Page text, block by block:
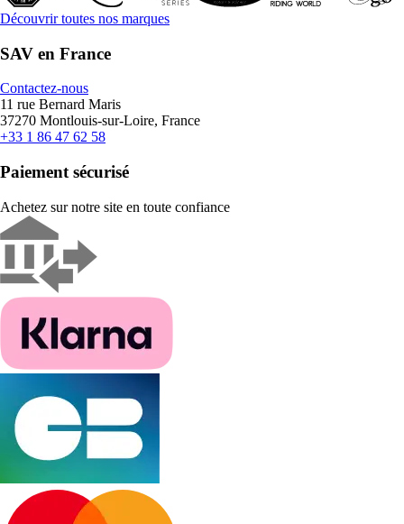
Découvrir toutes nos marques
SAV en France
Contactez-nous
11 rue Bernard Maris
37270 Montlouis-sur-Loire, France
+33 1 86 47 62 58
Paiement sécurisé
Achetez sur notre site en toute confiance